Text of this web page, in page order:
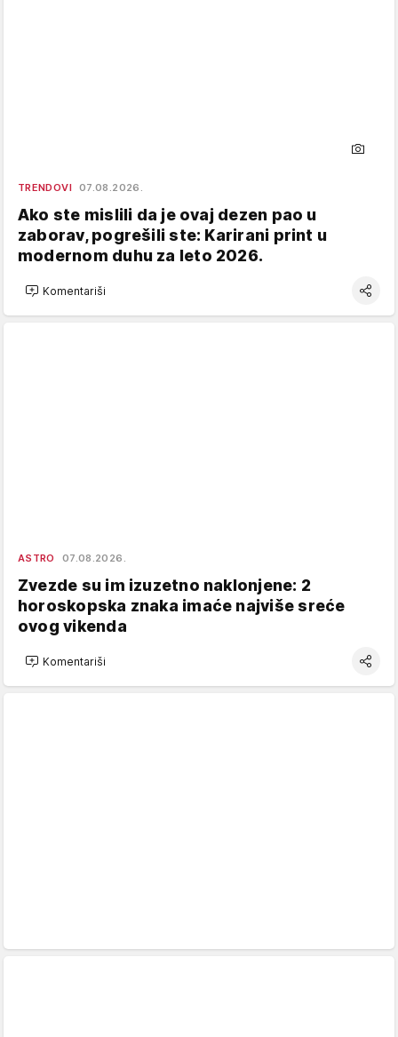
TRENDOVI 07.08.2026.
Ako ste mislili da je ovaj dezen pao u
zaborav, pogrešili ste: Karirani print u
modernom duhu za leto 2026.
Komentariši
ASTRO 07.08.2026.
Zvezde su im izuzetno naklonjene: 2
horoskopska znaka imaće najviše sreće
ovog vikenda
Komentariši